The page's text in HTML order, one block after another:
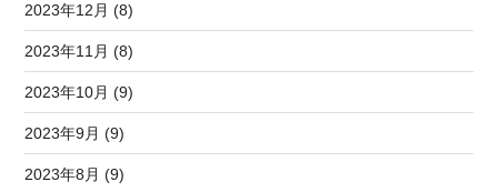
2023年12月 (8)
2023年11月 (8)
2023年10月 (9)
2023年9月 (9)
2023年8月 (9)